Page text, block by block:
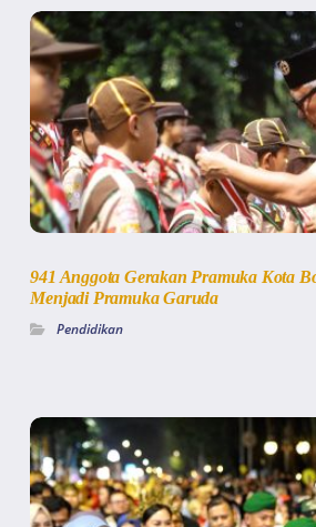
941 Anggota Gerakan Pramuka Kota
Menjadi Pramuka Garuda
Pendidikan